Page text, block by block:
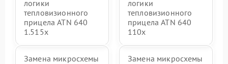
логики
тепловизионного
прицела ATN 640
1.515x
логики
тепловизионного
прицела ATN 640
110x
Замена микросхемы
Замена микросхемы